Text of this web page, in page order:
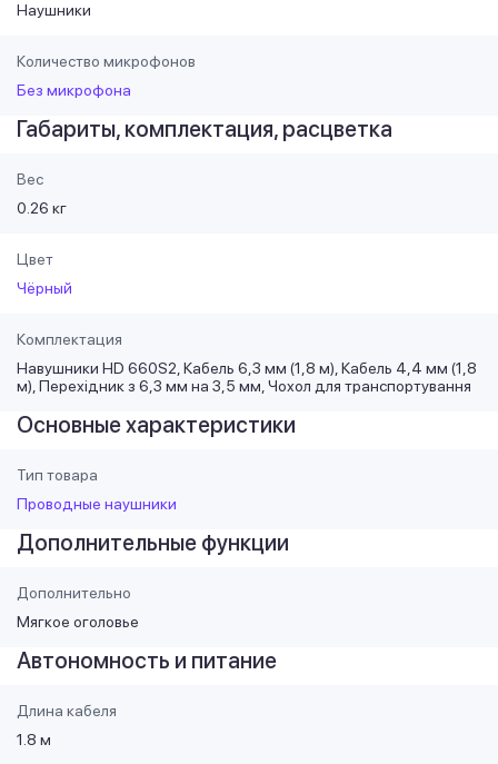
Наушники
Количество микрофонов
Без микрофона
Габариты, комплектация, расцветка
Вес
0.26 кг
Цвет
Чёрный
Комплектация
Навушники HD 660S2, Кабель 6,3 мм (1,8 м), Кабель 4,4 мм (1,8
м), Перехідник з 6,3 мм на 3,5 мм, Чохол для транспортування
Основные характеристики
Тип товара
Проводные наушники
Дополнительные функции
Дополнительно
Мягкое оголовье
Автономность и питание
Длина кабеля
1.8 м